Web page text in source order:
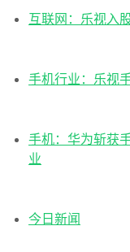
互联网：乐视入
手机行业：乐视
手机：华为斩获
业
今日新闻